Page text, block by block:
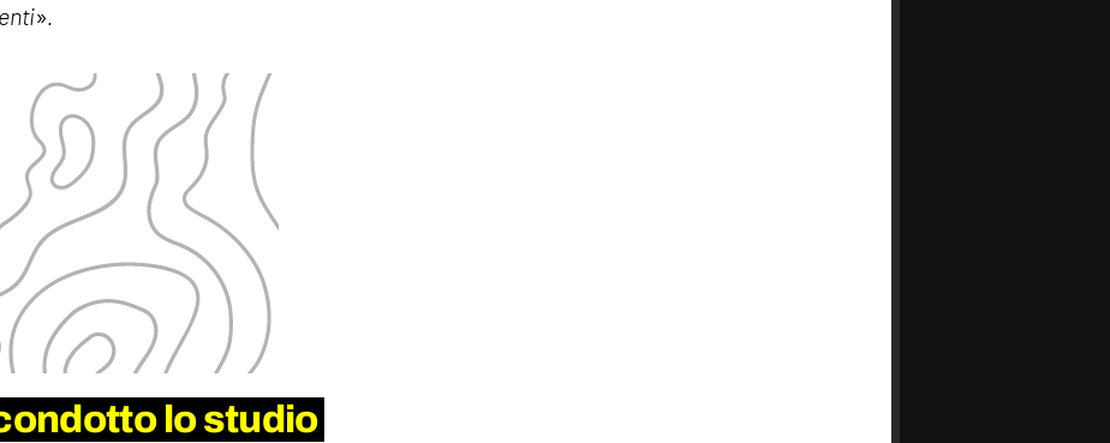
».
lo studio